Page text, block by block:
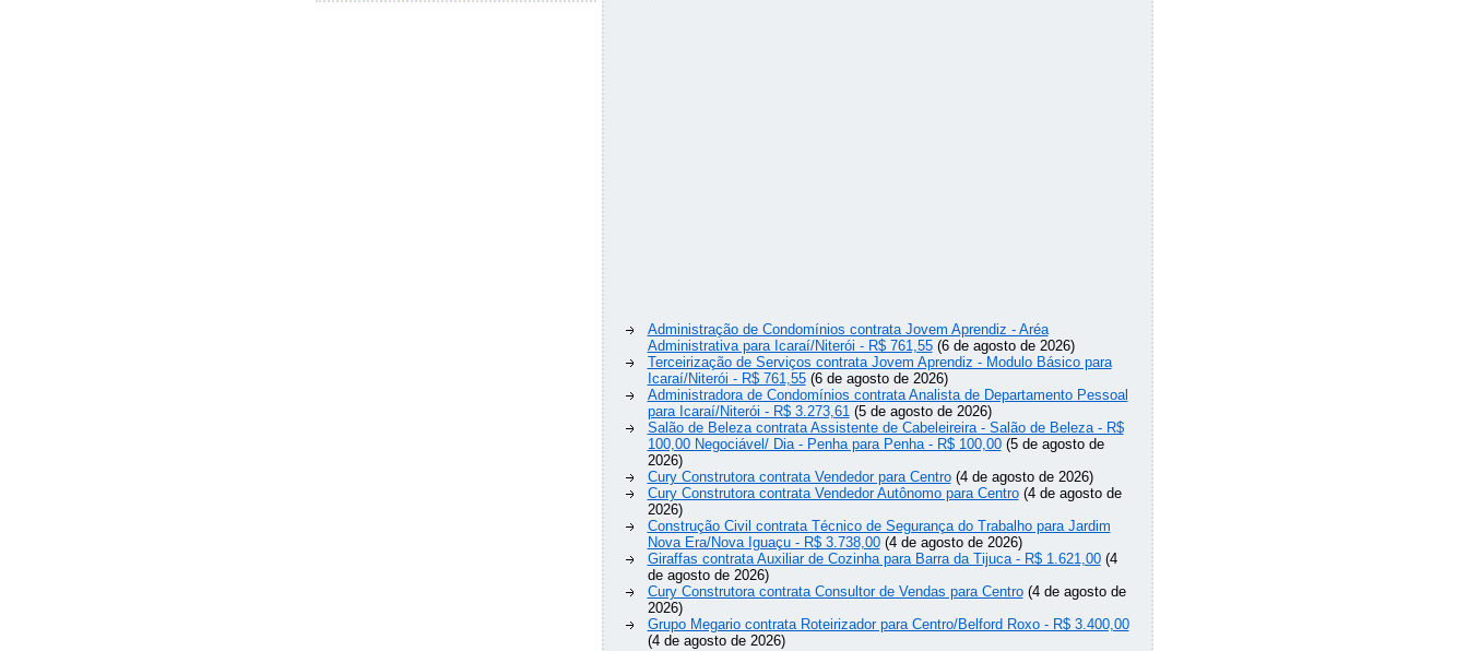
Administração de Condomínios contrata Jovem Aprendiz - Aréa
Administrativa para Icaraí/Niterói - R$ 761,55(6 de agosto de 2026)
Terceirização de Serviços contrata Jovem Aprendiz - Modulo Básico para
Icaraí/Niterói - R$ 761,55(6 de agosto de 2026)
Administradora de Condomínios contrata Analista de Departamento Pessoal
para Icaraí/Niterói - R$ 3.273,61(5 de agosto de 2026)
Salão de Beleza contrata Assistente de Cabeleireira - Salão de Beleza - R$
100,00 Negociável/ Dia - Penha para Penha - R$ 100,00(5 de agosto de
2026)
Cury Construtora contrata Vendedor para Centro(4 de agosto de 2026)
Cury Construtora contrata Vendedor Autônomo para Centro(4 de agosto de
2026)
Construção Civil contrata Técnico de Segurança do Trabalho para Jardim
Nova Era/Nova Iguaçu - R$ 3.738,00(4 de agosto de 2026)
Giraffas contrata Auxiliar de Cozinha para Barra da Tijuca - R$ 1.621,00(4
de agosto de 2026)
Cury Construtora contrata Consultor de Vendas para Centro(4 de agosto de
2026)
Grupo Megario contrata Roteirizador para Centro/Belford Roxo - R$ 3.400,00
(4 de agosto de 2026)